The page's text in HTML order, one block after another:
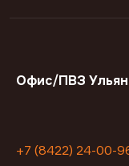
Офис/ПВЗ
+7 (8422) 24-00-